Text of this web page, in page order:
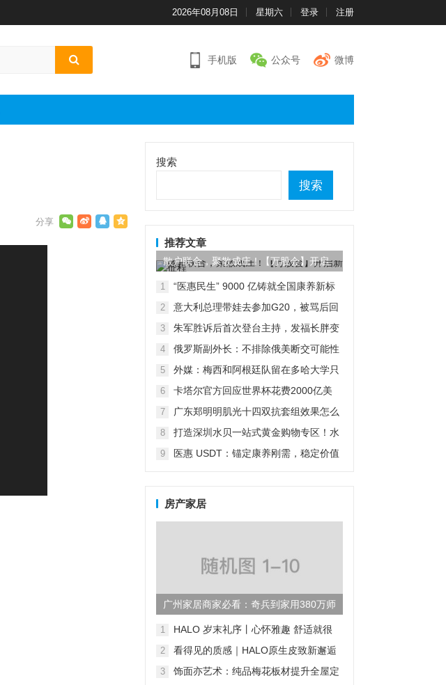
2026年08月08日 星期六 登录 注册
手机版 公众号 微博
搜索
搜索
推荐文章
散户联合，聚散成庄！【万股会】开启
新征程
1
“医惠民生” 9000 亿铸就全国康养新标
2
意大利总理带娃去参加G20，被骂后回
3
朱军胜诉后首次登台主持，发福长胖变
4
俄罗斯副外长：不排除俄美断交可能性
5
外媒：梅西和阿根廷队留在多哈大学只
6
卡塔尔官方回应世界杯花费2000亿美
7
广东郑明明肌光十四双抗套组效果怎么
8
打造深圳水贝一站式黄金购物专区！水
9
医惠 USDT：锚定康养刚需，稳定价值
房产家居
广州家居商家必看：奇兵到家用380万师
傅堵住售后漏洞
1
HALO 岁末礼序丨心怀雅趣 舒适就很
2
看得见的质感｜HALO原生皮致新邂逅
3
饰面亦艺术：纯品梅花板材提升全屋定